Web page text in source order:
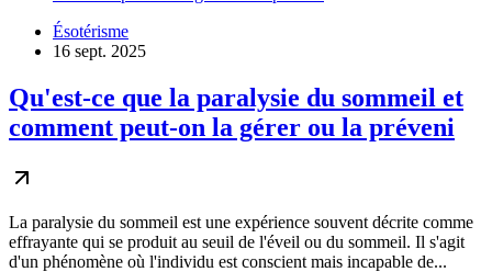
Ésotérisme
16 sept. 2025
Qu'est-ce que la paralysie du sommeil et
comment peut-on la gérer ou la préveni
La paralysie du sommeil est une expérience souvent décrite comme
effrayante qui se produit au seuil de l'éveil ou du sommeil. Il s'agit
d'un phénomène où l'individu est conscient mais incapable de...